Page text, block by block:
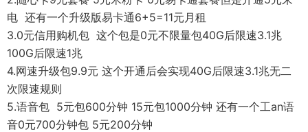
电 还有一个升级版易卡通6+5=11元月租
3.0元信用购机包 这个包是0元不限量包40G后限速3.1兆
100G后限速1兆
4.网速升级包9.9元 这个开通后会实现40G后限速3.1兆无二
次限速规则
5.语音包 5元包600分钟 15元包1000分钟 还有一个工an语
音0元700分钟包 5元200分钟